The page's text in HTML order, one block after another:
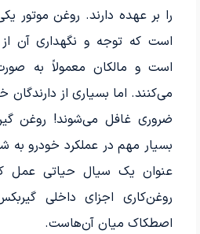
را بر عهده دارند. روغن موتور
است که توجه و نگهداری آن از
است و مالکان معمولاً به
می‌کنند. اما بسیاری از دارندگان
ضروری غافل می‌شوند! روغن
بسیار مهم در عملکرد خودرو به
عنوان یک سیال حیاتی عمل
روغن‌کاری اجزای داخلی
اصطکاک میان آن‌هاست.